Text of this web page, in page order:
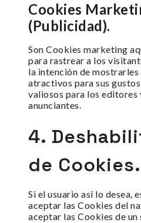
Cookies
(Publicidad).
Son Cookies marketing
para rastrear a los
la intención de
atractivos para sus
valiosos para los editores
anunciantes.
4.
de Cookies.
Si el usuario así lo desea,
aceptar las Cookies del
aceptar las Cookies de